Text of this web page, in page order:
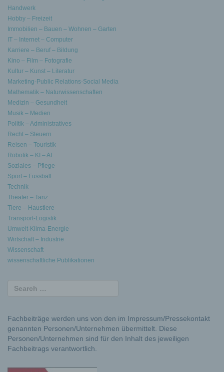
Handwerk
Hobby – Freizeit
Immobilien – Bauen – Wohnen – Garten
IT – Internet – Computer
Karriere – Beruf – Bildung
Kino – Film – Fotografie
Kultur – Kunst – Literatur
Marketing-Public Relations-Social Media
Mathematik – Naturwissenschaften
Medizin – Gesundheit
Musik – Medien
Politik – Administratives
Recht – Steuern
Reisen – Touristik
Robotik – KI – AI
Soziales – Pflege
Sport – Fussball
Technik
Theater – Tanz
Tiere – Haustiere
Transport-Logistik
Umwelt-Klima-Energie
Wirtschaft – Industrie
Wissenschaft
wissenschaftliche Publikationen
Fachbeiträge werden uns von den im Impressum/Pressekontakt
genannten Personen/Unternehmen übermittelt. Diese
Personen/Unternehmen sind für den Inhalt des jeweiligen
Fachbeitrags verantwortlich.